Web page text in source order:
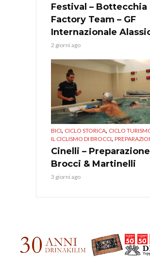
Festival – Bottecchia
Factory Team – GF
Internazionale
2 giorni ago
BICI, CICLO STORICA, CICLO
IL CICLISMO DI BROCCI,
Cinelli –
Brocci & Martinelli
3 giorni ago